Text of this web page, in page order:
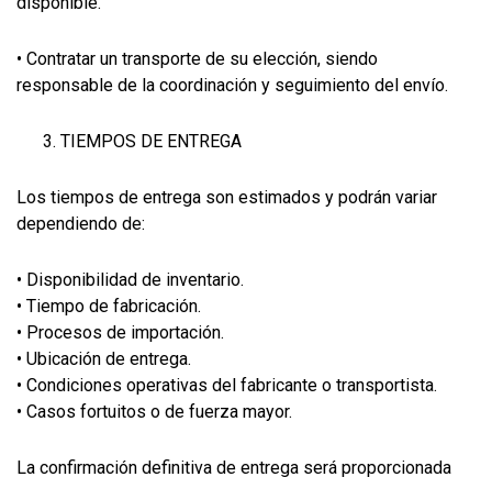
• Contratar un transporte de su elección, siendo
responsable de la coordinación y seguimiento del envío.
TIEMPOS DE ENTREGA
Los tiempos de entrega son estimados y podrán variar
dependiendo de:
• Disponibilidad de inventario.
• Tiempo de fabricación.
• Procesos de importación.
• Ubicación de entrega.
• Condiciones operativas del fabricante o transportista.
• Casos fortuitos o de fuerza mayor.
La confirmación definitiva de entrega será proporcionada